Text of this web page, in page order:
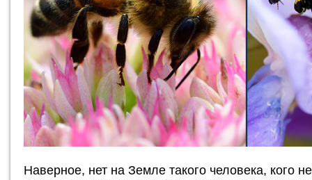
Наверное, нет на Земле такого человека, кого